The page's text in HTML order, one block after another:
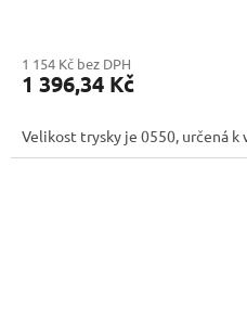
1 154 Kč bez DPH
1 396,34 Kč
Velikost trysky je 0550, určená